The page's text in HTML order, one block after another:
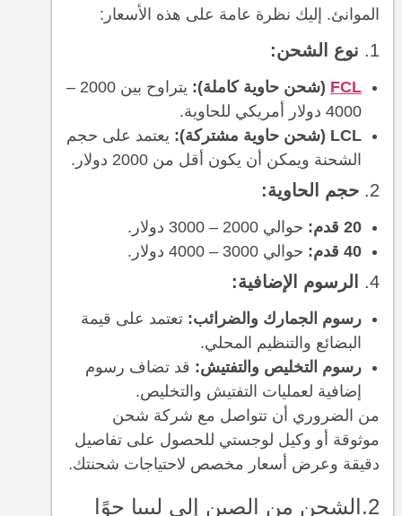
الموانئ. إليك نظرة عامة على هذه الأسعار:
1. نوع الشحن:
FCL (شحن حاوية كاملة):
يتراوح بين 2000 –
4000 دولار أمريكي للحاوية.
LCL (شحن حاوية مشتركة):
يعتمد على حجم
الشحنة ويمكن أن يكون أقل من 2000 دولار.
2. حجم الحاوية:
20 قدم:
حوالي 2000 – 3000 دولار.
40 قدم:
حوالي 3000 – 4000 دولار.
4. الرسوم الإضافية:
رسوم الجمارك والضرائب: تعتمد على قيمة
البضائع والتنظيم المحلي.
رسوم التخليص والتفتيش: قد تضاف رسوم
إضافية لعمليات التفتيش والتخليص.
من الضروري أن تتواصل مع شركة شحن
موثوقة أو وكيل لوجستي للحصول على تفاصيل
دقيقة وعرض أسعار مخصص لاحتياجات شحنتك.
2.الشحن من الصين إلى ليبيا جوًا